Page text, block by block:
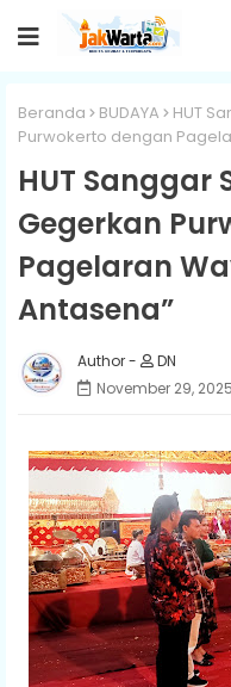
Beranda BUDAYA
HUT
Purwokerto dengan
HUT Sanggar
Gegerkan
Pagelaran
Antasena”
DN
November 29, 2025